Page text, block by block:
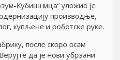
Кубишница“ уложио је
производње,
купљене и роботске руке.
после скоро осам
да је нови убрзани